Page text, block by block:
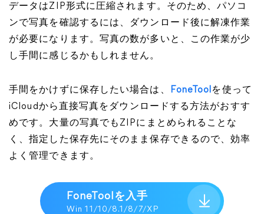
データはZIP形式に圧縮されます。そのため、パソコ
ンで写真を確認するには、ダウンロード後に解凍作業
が必要になります。写真の数が多いと、この作業が少
し手間に感じるかもしれません。
手間をかけずに保存したい場合は、 FoneTool を使って
iCloudから直接写真をダウンロードする方法がおすす
めです。大量の写真でもZIPにまとめられることな
く、指定した保存先にそのまま保存できるので、効率
よく管理できます。
FoneToolを入手
Win 11/10/8.1/8/7/XP